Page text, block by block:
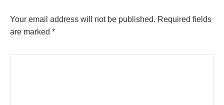
Your email address will not be published. Required fields
are marked *